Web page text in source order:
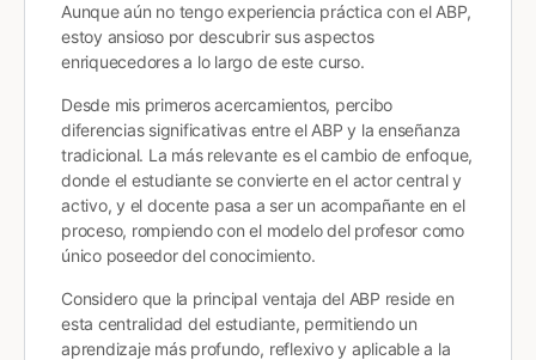
Aunque aún no tengo experiencia práctica con el ABP,
estoy ansioso por descubrir sus aspectos
enriquecedores a lo largo de este curso.
Desde mis primeros acercamientos, percibo
diferencias significativas entre el ABP y la enseñanza
tradicional. La más relevante es el cambio de enfoque,
donde el estudiante se convierte en el actor central y
activo, y el docente pasa a ser un acompañante en el
proceso, rompiendo con el modelo del profesor como
único poseedor del conocimiento.
Considero que la principal ventaja del ABP reside en
esta centralidad del estudiante, permitiendo un
aprendizaje más profundo, reflexivo y aplicable a la